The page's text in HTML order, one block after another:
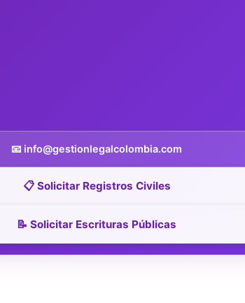
📧 info@gestionlegalcolombia.com
📋 Solicitar Registros Civiles
📝 Solicitar Escrituras Públicas